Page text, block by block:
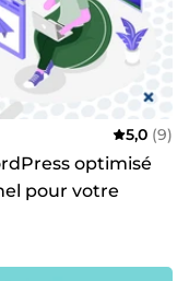
5,0 (9)
optimisé
pour votre